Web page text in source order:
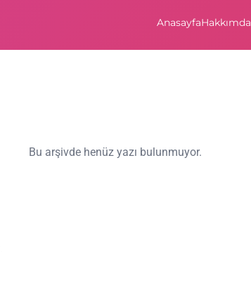
AnasayfaHakkımda
Bu arşivde henüz yazı bulunmuyor.